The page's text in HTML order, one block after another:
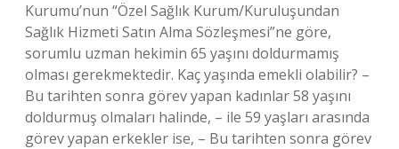
Kurumu’nun “Özel Sağlık Kurum/Kuruluşundan
Sağlık Hizmeti Satın Alma Sözleşmesi”ne göre,
sorumlu uzman hekimin 65 yaşını doldurmamış
olması gerekmektedir. Kaç yaşında emekli olabilir? –
Bu tarihten sonra görev yapan kadınlar 58 yaşını
doldurmuş olmaları halinde, – ile 59 yaşları arasında
görev yapan erkekler ise, – Bu tarihten sonra görev